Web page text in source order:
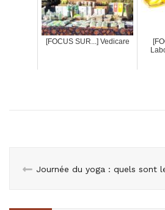
[FOCUS SUR...] Vedicare